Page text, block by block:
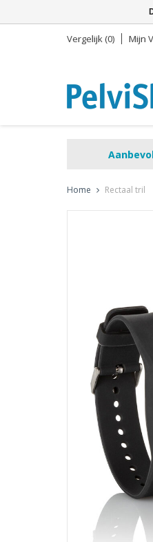
Vergelijk (0) Mijn
Home Rectaal tril